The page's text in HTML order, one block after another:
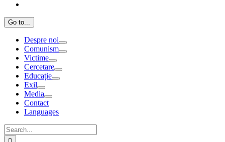
Go to...
Despre noi
Comunism
Victime
Cercetare
Educație
Exil
Media
Contact
Languages
Search
for: